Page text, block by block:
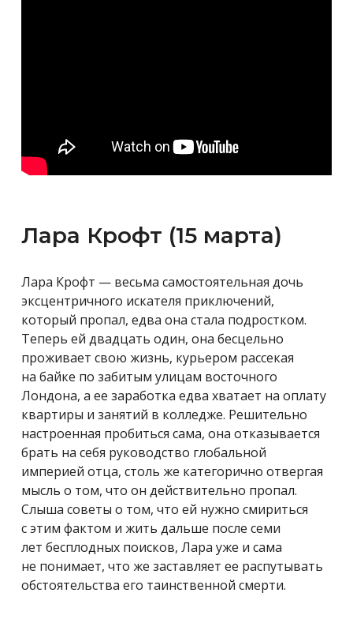
Лара Крофт (15 марта)
Лара Крофт — весьма самостоятельная дочь
эксцентричного искателя приключений,
который пропал, едва она стала подростком.
Теперь ей двадцать один, она бесцельно
проживает свою жизнь, курьером рассекая
на байке по забитым улицам восточного
Лондона, а ее заработка едва хватает на оплату
квартиры и занятий в колледже. Решительно
настроенная пробиться сама, она отказывается
брать на себя руководство глобальной
империей отца, столь же категорично отвергая
мысль о том, что он действительно пропал.
Слыша советы о том, что ей нужно смириться
с этим фактом и жить дальше после семи
лет бесплодных поисков, Лара уже и сама
не понимает, что же заставляет ее распутывать
обстоятельства его таинственной смерти.